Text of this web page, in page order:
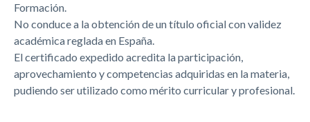
Formación.
No conduce a la obtención de un título oficial con validez
académica reglada en España.
El certificado expedido acredita la participación,
aprovechamiento y competencias adquiridas en la materia,
pudiendo ser utilizado como mérito curricular y profesional.